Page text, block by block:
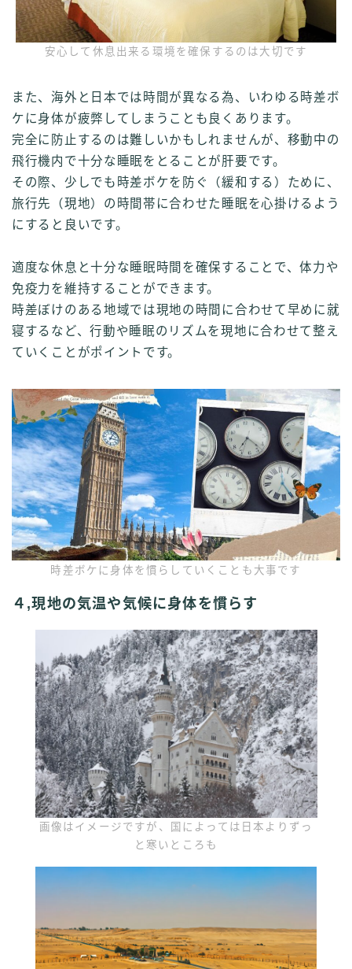
安心して休息出来る環境を確保するのは大切です
また、海外と日本では時間が異なる為、いわゆる時差ボ
ケに身体が疲弊してしまうことも良くあります。
完全に防止するのは難しいかもしれませんが、移動中の
飛行機内で十分な睡眠をとることが肝要です。
その際、少しでも時差ボケを防ぐ（緩和する）ために、
旅行先（現地）の時間帯に合わせた睡眠を心掛けるよう
にすると良いです。
適度な休息と十分な睡眠時間を確保することで、体力や
免疫力を維持することができます。
時差ぼけのある地域では現地の時間に合わせて早めに就
寝するなど、行動や睡眠のリズムを現地に合わせて整え
ていくことがポイントです。
時差ボケに身体を慣らしていくことも大事です
４,現地の気温や気候に身体を慣らす
画像はイメージですが、国によっては日本よりずっ
と寒いところも